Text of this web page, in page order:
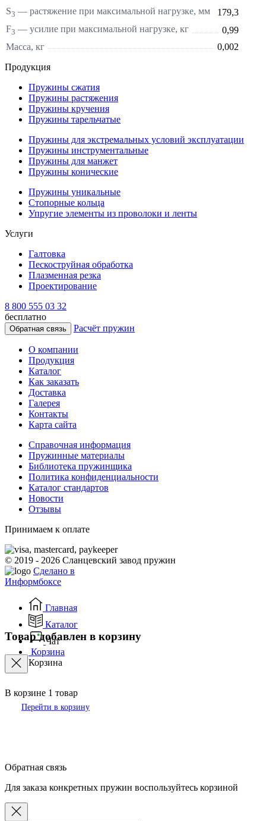
S3 — растяжение при максимальной нагрузке, мм
179,3
F3 — усилие при максимальной нагрузке, кг
0,99
Масса, кг
0,002
Продукция
Пружины сжатия
Пружины растяжения
Пружины кручения
Пружины тарельчатые
Пружины для экстремальных условий эксплуатации
Пружины инструментальные
Пружины для манжет
Пружины конические
Пружины уникальные
Стопорные кольца
Упругие элементы из проволоки и ленты
Услуги
Галтовка
Пескоструйная обработка
Плазменная резка
Проектирование
8 800 555 03 32
бесплатно
Обратная связь Расчёт пружин
О компании
Продукция
Каталог
Как заказать
Доставка
Галерея
Контакты
Карта сайта
Справочная информация
Пружинные материалы
Библиотека пружинщика
Политика конфиденциальности
Каталог стандартов
Новости
Отзывы
Принимаем к оплате
© 2019 - 2026 Сланцевский завод пружин
Сделано в
Информбоксе
Главная
Каталог
Чат
Корзина
Корзина
Товар добавлен в корзину
В корзине 1 товар
Перейти в корзину
Обратная связь
Для заказа конкретных пружин воспользуйтесь корзиной